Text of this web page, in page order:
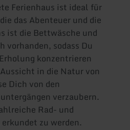
Ferienhaus ist ideal für
das Abenteuer und die
ist die Bettwäsche und
sodass Du
konzentrieren
in die Natur von
Dich von den
verzaubern.
Rad- und
zu werden.